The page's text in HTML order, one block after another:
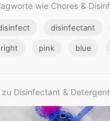
wie Chores &
disinfectant
pink blue
zu Disinfectant &